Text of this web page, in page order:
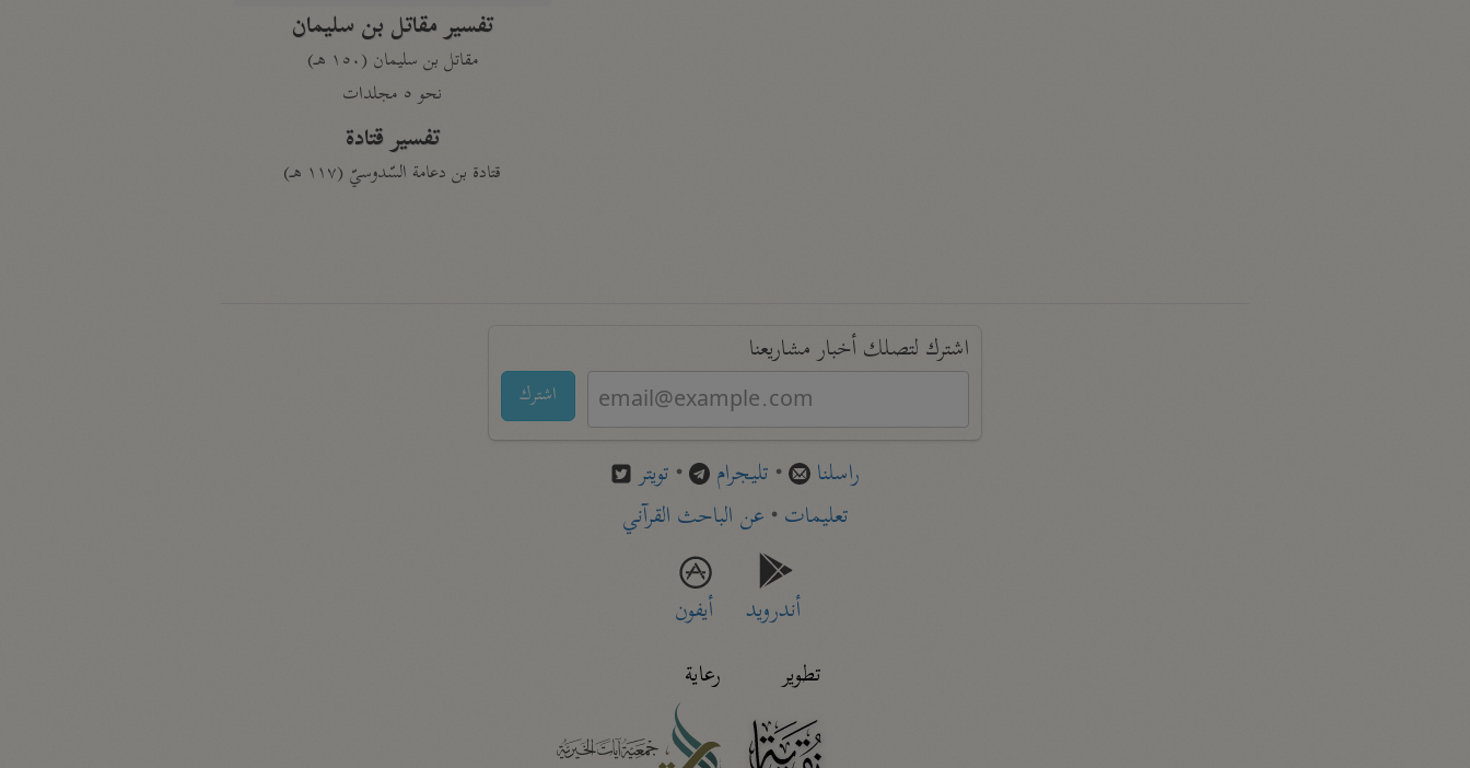
تفسير مقاتل بن سليمان
مقاتل بن سليمان (١٥٠ هـ)
نحو ٥ مجلدات
تفسير قتادة
قتادة بن دعامة السّدوسيّ (١١٧ هـ)
اشترك لتصلك أخبار مشاريعنا
اشترك
راسلنا • تليجرام • تويتر
تعليمات• عن الباحث القرآني
أندرويد
أيفون
تطوير
رعاية